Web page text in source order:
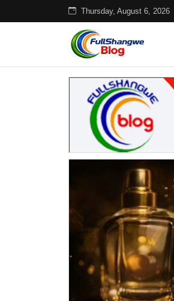
Thursday, August 6, 2026